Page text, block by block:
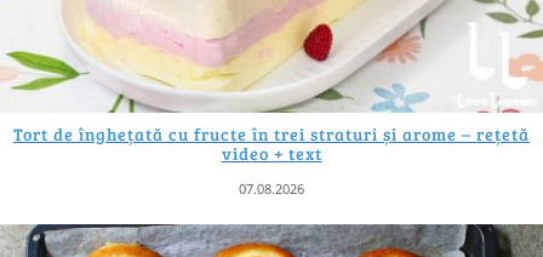
Tort de înghețată cu fructe în trei straturi și arome – rețetă
video + text
07.08.2026